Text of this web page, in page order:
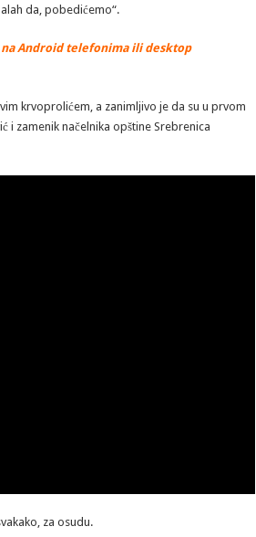
da, pobedićemo“.
na Android telefonima ili desktop
krvoprolićem, a zanimljivo je da su u prvom
i zamenik načelnika opštine Srebrenica
za osudu.